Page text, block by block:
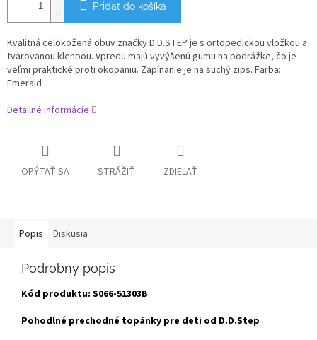
Pridať do košíka
Kvalitná celokožená obuv značky D.D.STEP je s ortopedickou vložkou a
tvarovanou klenbou. Vpredu majú vyvýšenú gumu na podrážke, čo je
veľmi praktické proti okopaniu. Zapínanie je na suchý zips. Farba:
Emerald
Detailné informácie
OPÝTAŤ SA STRÁŽIŤ ZDIEĽAŤ
Popis Diskusia
Podrobný popis
Kód produktu: S066-51303B
Pohodlné prechodné topánky pre deti od D.D.Step